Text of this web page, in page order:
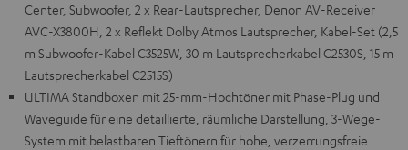
Center, Subwoofer, 2 x Rear-Lautsprecher, Denon AV-Receiver
AVC-X3800H, 2 x Reflekt Dolby Atmos Lautsprecher, Kabel-Set (2,5
m Subwoofer-Kabel C3525W, 30 m Lautsprecherkabel C2530S, 15 m
Lautsprecherkabel C2515S)
ULTIMA Standboxen mit 25-mm-Hochtöner mit Phase-Plug und
Waveguide für eine detaillierte, räumliche Darstellung, 3-Wege-
System mit belastbaren Tieftönern für hohe, verzerrungsfreie